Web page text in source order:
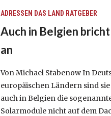
ADRESSEN DAS LAND RATGEBER
Auch in Belgien
an
Von Michael Stabenow In
europäischen Ländern sind
auch in Belgien die
Solarmodule nicht auf dem